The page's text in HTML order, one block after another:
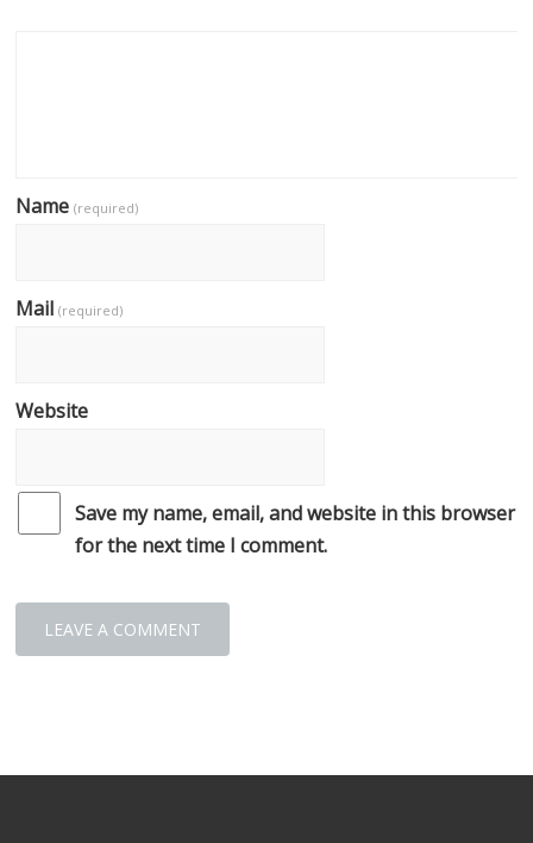
Name(required)
Mail(required)
Website
Save my name, email, and website in this browser
for the next time I comment.